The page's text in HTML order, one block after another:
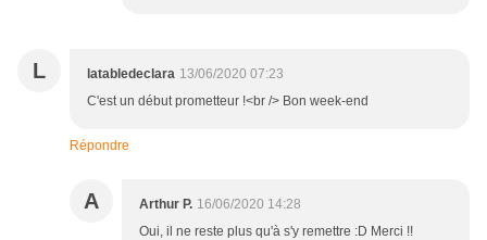
L latabledeclara 13/06/2020 07:23
C'est un début prometteur !<br /> Bon week-end
Répondre
A Arthur P. 16/06/2020 14:28
Oui, il ne reste plus qu'à s'y remettre :D Merci !!